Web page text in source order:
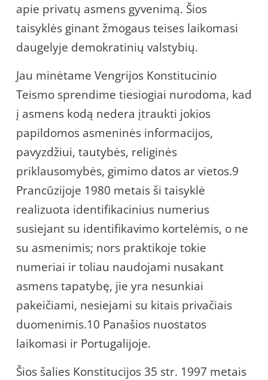
apie privatų asmens gyvenimą. Šios
taisyklės ginant žmogaus teises laikomasi
daugelyje demokratinių valstybių.
Jau minėtame Vengrijos Konstitucinio
Teismo sprendime tiesiogiai nurodoma, kad
į asmens kodą nedera įtraukti jokios
papildomos asmeninės informacijos,
pavyzdžiui, tautybės, religinės
priklausomybės, gimimo datos ar vietos.9
Prancūzijoje 1980 metais ši taisyklė
realizuota identifikacinius numerius
susiejant su identifikavimo kortelėmis, o ne
su asmenimis; nors praktikoje tokie
numeriai ir toliau naudojami nusakant
asmens tapatybę, jie yra nesunkiai
pakeičiami, nesiejami su kitais privačiais
duomenimis.10 Panašios nuostatos
laikomasi ir Portugalijoje.
Šios šalies Konstitucijos 35 str. 1997 metais